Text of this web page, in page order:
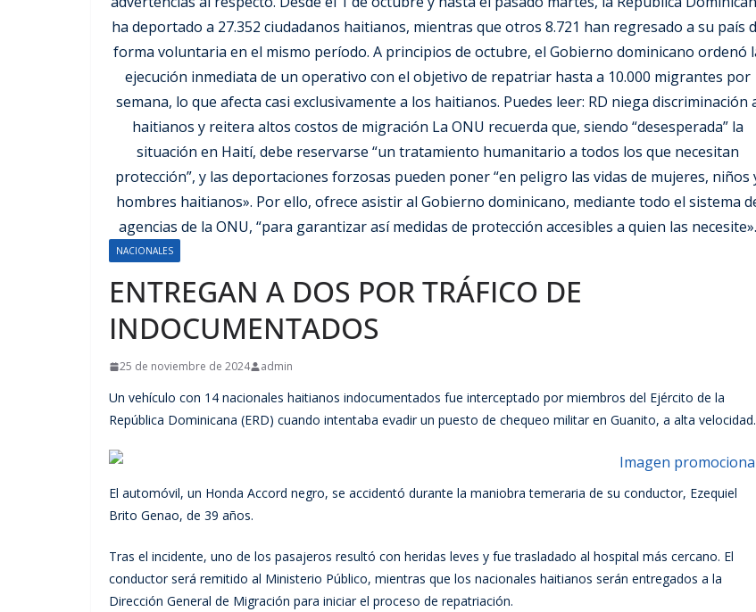
NACIONALES
ENTREGAN A DOS POR TRÁFICO DE
INDOCUMENTADOS
25 de noviembre de 2024 admin
Un vehículo con 14 nacionales haitianos indocumentados fue interceptado por miembros del Ejército de la
República Dominicana (ERD) cuando intentaba evadir un puesto de chequeo militar en Guanito, a alta velocidad.
El automóvil, un Honda Accord negro, se accidentó durante la maniobra temeraria de su conductor, Ezequiel
Brito Genao, de 39 años.
Tras el incidente, uno de los pasajeros resultó con heridas leves y fue trasladado al hospital más cercano. El
conductor será remitido al Ministerio Público, mientras que los nacionales haitianos serán entregados a la
Dirección General de Migración para iniciar el proceso de repatriación.